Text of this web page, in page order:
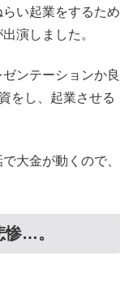
い起業をするため
演しました。
ンテーションか良
をし、起業させる
大金が動くので、
惨…。